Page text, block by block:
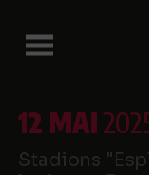
12 MAI
Stadions